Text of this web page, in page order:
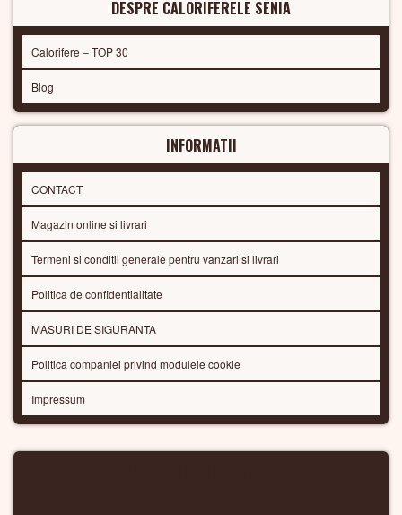
DESPRE CALORIFERELE SENIA
Calorifere – TOP 30
Blog
INFORMATII
CONTACT
Magazin online si livrari
Termeni si conditii generale pentru vanzari si livrari
Politica de confidentialitate
MASURI DE SIGURANTA
Politica companiei privind modulele cookie
Impressum